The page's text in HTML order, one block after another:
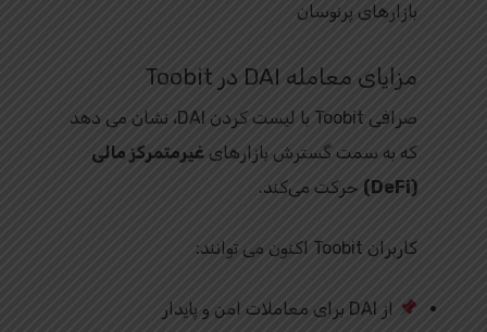
بازارهای پرنوسان
مزایای معامله DAI در Toobit
صرافی Toobit با لیست کردن DAI، نشان می‌ دهد
که به سمت گسترش بازارهای غیرمتمرکز مالی
(DeFi)
حرکت می‌کند.
کاربران Toobit اکنون می‌ توانند:
از DAI برای معاملات امن و پایدار